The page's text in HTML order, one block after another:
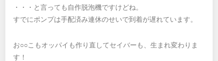
・・・と言っても自作脱泡機ですけどね。
すでにポンプは手配済み連休のせいで到着が遅れています。
お○○こもオッパイも作り直してセイバーも、生まれ変わりま
す！